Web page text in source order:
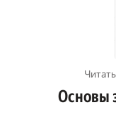
Основы